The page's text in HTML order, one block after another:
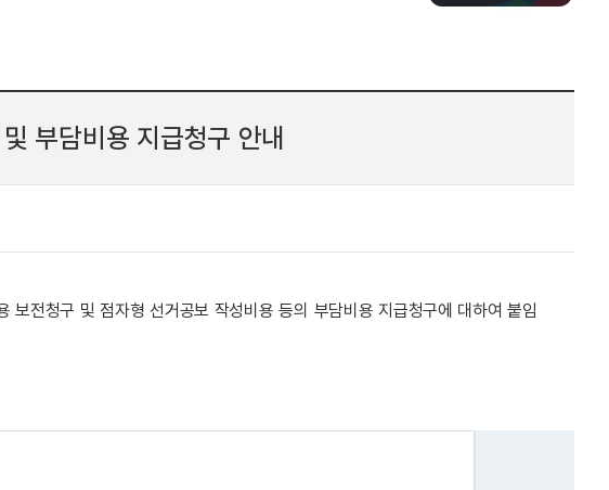
부담비용 지급청구 안내
전청구 및 점자형 선거공보 작성비용 등의 부담비용 지급청구에 대하여 붙임